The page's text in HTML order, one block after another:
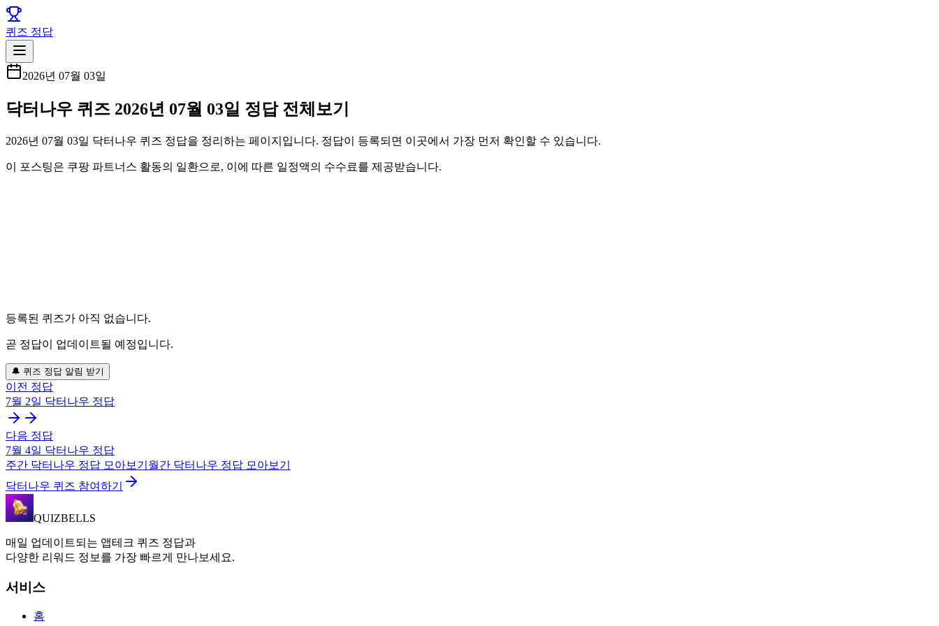
퀴즈 정답
2026년 07월 03일
닥터나우 퀴즈 2026년 07월 03일 정답 전체보기
2026년 07월 03일 닥터나우 퀴즈 정답을 정리하는 페이지입니다. 정답이 등록되면 이곳에서 가장 먼저 확인할 수 있습니다.
이 포스팅은 쿠팡 파트너스 활동의 일환으로, 이에 따른 일정액의 수수료를 제공받습니다.
등록된 퀴즈가 아직 없습니다.
곧 정답이 업데이트될 예정입니다.
🔔 퀴즈 정답 알림 받기
이전 정답
7월 2일 닥터나우 정답
다음 정답
7월 4일 닥터나우 정답
주간 닥터나우 정답 모아보기 월간 닥터나우 정답 모아보기
닥터나우 퀴즈 참여하기
QUIZBELLS
매일 업데이트되는 앱테크 퀴즈 정답과
다양한 리워드 정보를 가장 빠르게 만나보세요.
서비스
홈